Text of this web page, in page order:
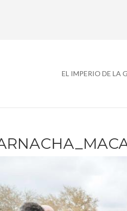
EL IMPERIO DE LA